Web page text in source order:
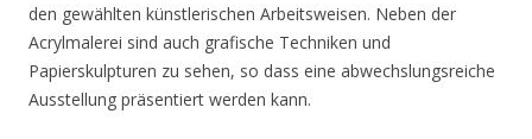
den gewählten künstlerischen Arbeitsweisen. Neben der
Acrylmalerei sind auch grafische Techniken und
Papierskulpturen zu sehen, so dass eine abwechslungsreiche
Ausstellung präsentiert werden kann.